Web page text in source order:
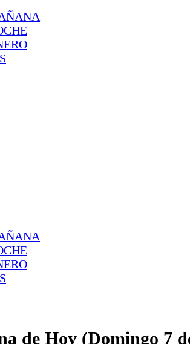
de Hoy (Domingo 7